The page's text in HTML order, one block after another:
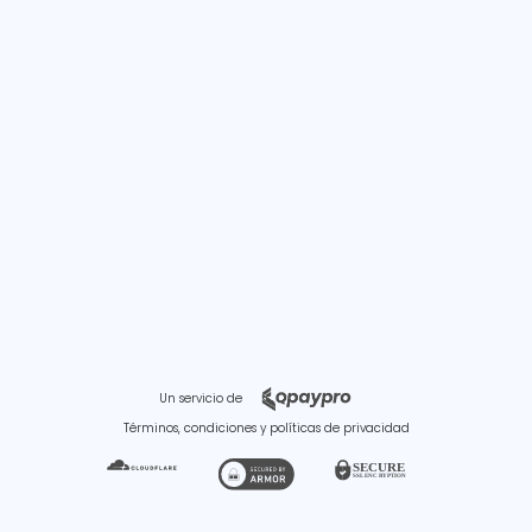
Un servicio de
Términos, condiciones y políticas de privacidad